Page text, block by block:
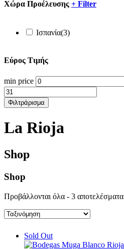
Xώρα Προέλευσης + Filter
Ισπανία(3)
Εύρος Τιμής
min price
Φιλτράρισμα
La Rioja
Shop
Shop
Προβάλλονται όλα - 3 αποτελέσματα
Sold Out